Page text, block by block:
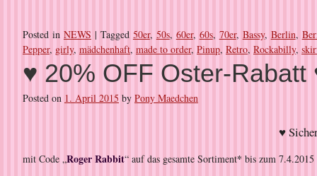
Posted in NEWS | Tagged 50er, 50s, 60er, 60s, 70er, Bassy, Berlin,
Pepper, girly, mädchenhaft, made to order, Pinup, Retro, Rockabilly,
♥ 20% OFF Oster-Rabatt
Posted on 1. April 2015 by Pony Maedchen
♥
mit Code „Roger Rabbit“ auf das gesamte Sortiment* bis zum 7.4.2015